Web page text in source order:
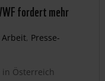
fordert mehr
Arbeit, Presse-
Österreich